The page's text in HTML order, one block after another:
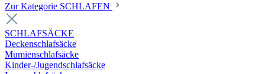
Zur Kategorie SCHLAFEN
SCHLAFSÄCKE
Deckenschlafsäcke
Mumienschlafsäcke
Kinder-/Jugendschlafsäcke